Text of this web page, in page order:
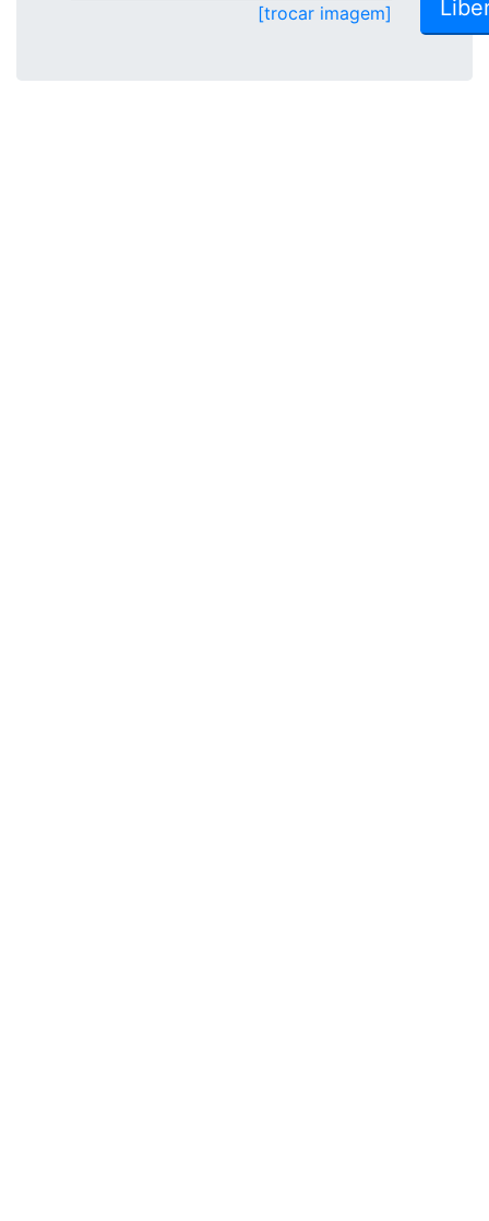
[trocar imagem]